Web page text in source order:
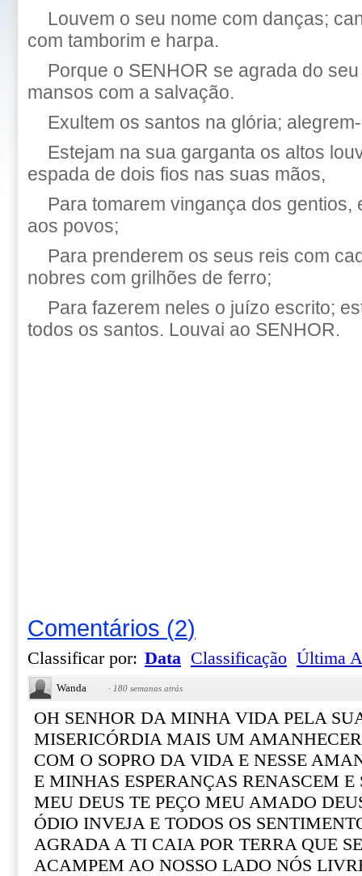
Louvem o seu nome com danças;
com tamborim e harpa.
Porque o SENHOR se agrada do
mansos com a salvação.
Exultem os santos na glória;
Estejam na sua garganta os altos
espada de dois fios nas suas mãos,
Para tomarem vingança dos gentios,
aos povos;
Para prenderem os seus reis com
nobres com grilhões de ferro;
Para fazerem neles o juízo escrito;
todos os santos. Louvai ao SENHOR.
Comentários (2)
Classificar por: Data Classificação Última
Wanda · 180 semanas atrás
OH SENHOR DA MINHA VIDA PELA
MISERICÓRDIA MAIS UM
COM O SOPRO DA VIDA E NESSE
E MINHAS ESPERANÇAS RENASCEM E
MEU DEUS TE PEÇO MEU AMADO
ÓDIO INVEJA E TODOS OS
AGRADA A TI CAIA POR TERRA QUE
ACAMPEM AO NOSSO LADO NÓS